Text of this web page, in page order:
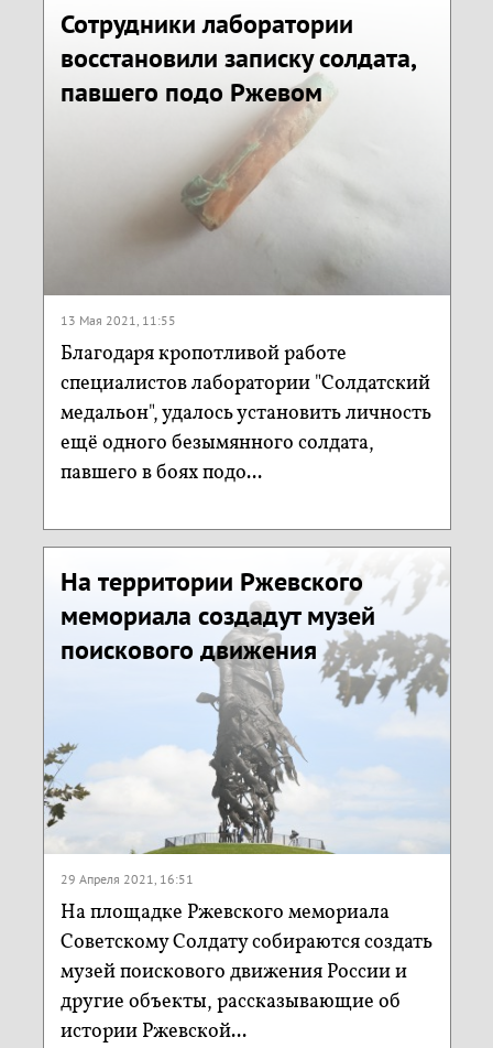
Сотрудники лаборатории
восстановили записку солдата,
павшего подо Ржевом
13 Мая 2021, 11:55
Благодаря кропотливой работе
специалистов лаборатории "Солдатский
медальон", удалось установить личность
ещё одного безымянного солдата,
павшего в боях подо...
На территории Ржевского
мемориала создадут музей
поискового движения
29 Апреля 2021, 16:51
На площадке Ржевского мемориала
Советскому Солдату собираются создать
музей поискового движения России и
другие объекты, рассказывающие об
истории Ржевской...